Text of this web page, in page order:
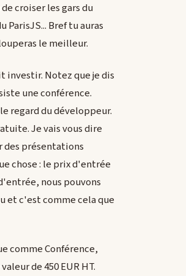
croiser les gars du
ParisJS... Bref tu auras
le meilleur.
investir. Notez que je dis
une conférence.
regard du développeur.
Je vais vous dire
des présentations
chose : le prix d'entrée
nous pouvons
et c'est comme cela que
comme Conférence,
de 450 EUR HT.